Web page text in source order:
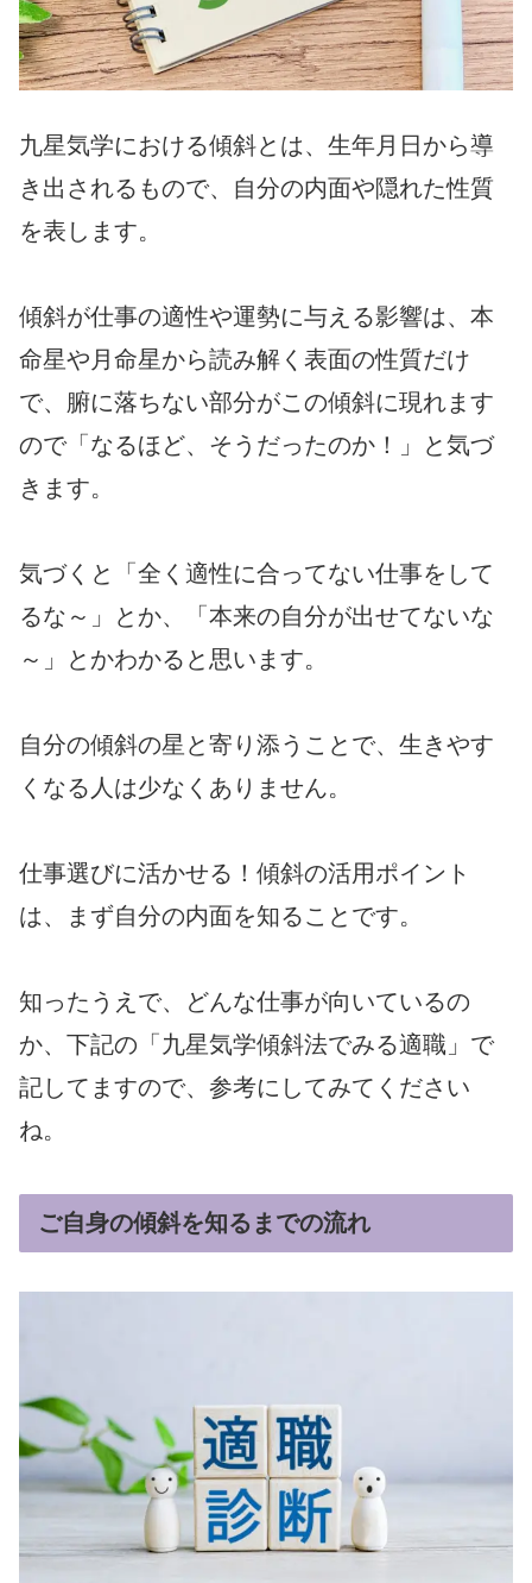
九星気学における傾斜とは、生年月日から導
き出されるもので、自分の内面や隠れた性質
を表します。
傾斜が仕事の適性や運勢に与える影響は、本
命星や月命星から読み解く表面の性質だけ
で、腑に落ちない部分がこの傾斜に現れます
ので「なるほど、そうだったのか！」と気づ
きます。
気づくと「全く適性に合ってない仕事をして
るな～」とか、「本来の自分が出せてないな
～」とかわかると思います。
自分の傾斜の星と寄り添うことで、生きやす
くなる人は少なくありません。
仕事選びに活かせる！傾斜の活用ポイント
は、まず自分の内面を知ることです。
知ったうえで、どんな仕事が向いているの
か、下記の「九星気学傾斜法でみる適職」で
記してますので、参考にしてみてください
ね。
ご自身の傾斜を知るまでの流れ